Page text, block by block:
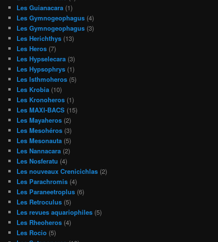
Les Guianacara (1)
Les Gymnogeophagus (4)
Les Gymnogeophagus (3)
Les Herichthys (13)
Les Heros (7)
Les Hypselecara (3)
Les Hypsophrys (1)
Les Isthmoheros (5)
Les Krobia (10)
Les Kronoheros (1)
Les MAXI-BACS (15)
Les Mayaheros (2)
Les Mesohéros (3)
Les Mesonauta (5)
Les Nannacara (2)
Les Nosferatu (4)
Les nouveaux Crenicichlas (2)
Les Parachromis (4)
Les Paraneetroplus (6)
Les Retroculus (5)
Les revues aquariophiles (5)
Les Rheoheros (4)
Les Rocio (5)